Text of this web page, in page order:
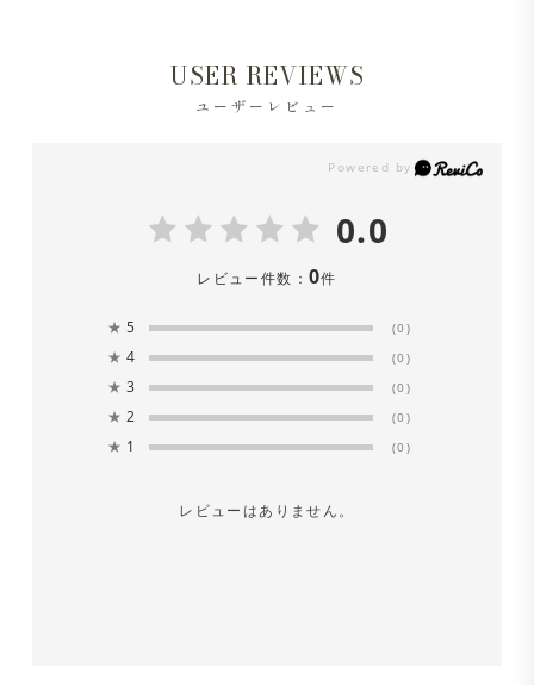
USER REVIEWS
ユーザーレビュー
0.0
レビュー件数： 0件
★ 5 (0)
★ 4 (0)
★ 3 (0)
★ 2 (0)
★ 1 (0)
レビューはありません。